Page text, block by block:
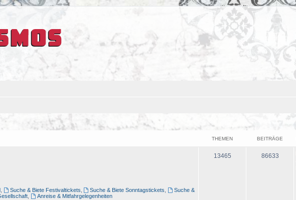
THEMEN BEITRÄGE
, Suche & Biete Festivaltickets Suche & Biete Sonntagstickets
Suche &
, Anreise & Mitfahrgelegenheiten
13465 86633